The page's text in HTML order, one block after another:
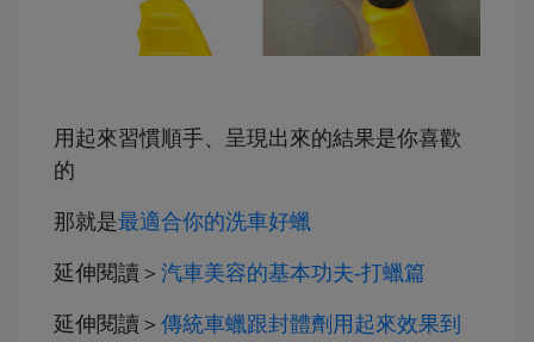
用起來習慣順手、呈現出來的結果是你喜歡
的
那就是最適合你的洗車好蠟
延伸閱讀＞ 汽車美容的基本功夫-打蠟篇
延伸閱讀＞ 傳統車蠟跟封體劑用起來效果到